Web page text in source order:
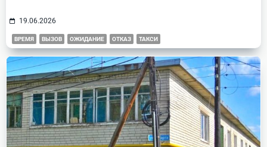
19.06.2026
ВРЕМЯ ВЫЗОВ ОЖИДАНИЕ ОТКАЗ ТАКСИ